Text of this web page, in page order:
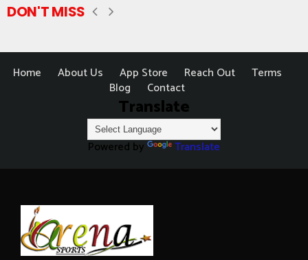
DON'T MISS
Home About Us App Store Reach Out
Terms
Blog
Contact
Translate
Powered by Translate